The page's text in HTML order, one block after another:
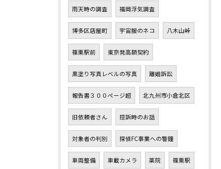
雨天時の調査 福岡浮気調査
博多区店屋町 宇宙服のネコ 八木山峠
篠栗駅前 東京発高額契約
黒塗り写真レベルの写真 離婚訴訟
報告書３００ページ超 北九州市小倉北区
旧依頼者さん 控訴時のお話
対象者の判別 探偵FC事業への警鐘
車両整備 車載カメラ 薬院 篠栗駅